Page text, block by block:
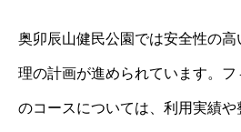
奥卯辰山健民公園では安全性の
理の計画が進められています。
のコースについては、利用実績